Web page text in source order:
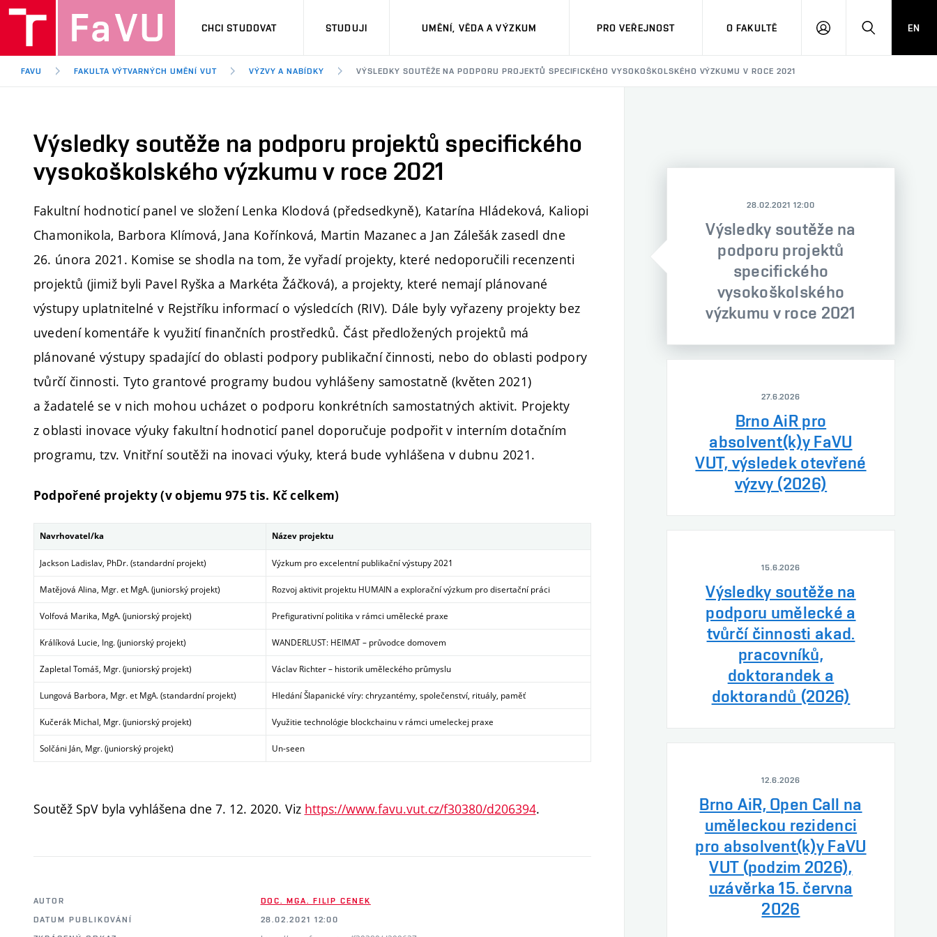
CHCI STUDOVAT STUDUJI UMĚNÍ, VĚDA A VÝZKUM PRO VEŘEJNOST O FAKULTĚ
PŘIHLÁSITHLEDAT
EN
FAVU FAKULTA VÝTVARNÝCH UMĚNÍ VUT VÝZVY A NABÍDKY VÝSLEDKY SOUTĚŽE NA PODPORU PROJEKTŮ SPECIFICKÉHO VYSOKOŠKOLSKÉHO VÝZKUMU V ROCE 2021
Výsledky soutěže na podporu projektů specifického
vysokoškolského výzkumu v roce 2021
Fakultní hodnoticí panel ve složení Lenka Klodová (předsedkyně), Katarína Hládeková, Kaliopi
Chamonikola, Barbora Klímová, Jana Kořínková, Martin Mazanec a Jan Zálešák zasedl dne
26. února 2021. Komise se shodla na tom, že vyřadí projekty, které nedoporučili recenzenti
projektů (jimiž byli Pavel Ryška a Markéta Žáčková), a projekty, které nemají plánované
výstupy uplatnitelné v Rejstříku informací o výsledcích (RIV). Dále byly vyřazeny projekty bez
uvedení komentáře k využití finančních prostředků. Část předložených projektů má
plánované výstupy spadající do oblasti podpory publikační činnosti, nebo do oblasti podpory
tvůrčí činnosti. Tyto grantové programy budou vyhlášeny samostatně (květen 2021)
a žadatelé se v nich mohou ucházet o podporu konkrétních samostatných aktivit. Projekty
z oblasti inovace výuky fakultní hodnoticí panel doporučuje podpořit v interním dotačním
programu, tzv. Vnitřní soutěži na inovaci výuky, která bude vyhlášena v dubnu 2021.
Podpořené projekty (v objemu 975 tis. Kč celkem)
Navrhovatel/ka Název projektu
Jackson Ladislav, PhDr. (standardní projekt) Výzkum pro excelentní publikační výstupy 2021
Matějová Alina, Mgr. et MgA. (juniorský projekt) Rozvoj aktivit projektu HUMAIN a explorační výzkum pro disertační práci
Volfová Marika, MgA. (juniorský projekt) Prefigurativní politika v rámci umělecké praxe
Králíková Lucie, Ing. (juniorský projekt) WANDERLUST: HEIMAT – průvodce domovem
Zapletal Tomáš, Mgr. (juniorský projekt) Václav Richter – historik uměleckého průmyslu
Lungová Barbora, Mgr. et MgA. (standardní projekt) Hledání Šlapanické víry: chryzantémy, společenství, rituály, paměť
Kučerák Michal, Mgr. (juniorský projekt) Využitie technológie blockchainu v rámci umeleckej praxe
Solčáni Ján, Mgr. (juniorský projekt) Un-seen
Soutěž SpV byla vyhlášena dne 7. 12. 2020. Viz https://www.favu.vut.cz/f30380/d206394.
AUTOR
DOC. MGA. FILIP CENEK
DATUM PUBLIKOVÁNÍ
28.02.2021 12:00
28.02.2021 12:00
Výsledky soutěže na
podporu projektů
specifického
vysokoškolského
výzkumu v roce 2021
27.6.2026
Brno AiR pro
absolvent(k)y FaVU
VUT, výsledek otevřené
výzvy (2026)
15.6.2026
Výsledky soutěže na
podporu umělecké a
tvůrčí činnosti akad.
pracovníků,
doktorandek a
doktorandů (2026)
12.6.2026
Brno AiR, Open Call na
uměleckou rezidenci
pro absolvent(k)y FaVU
VUT (podzim 2026),
uzávěrka 15. června
2026